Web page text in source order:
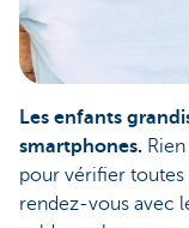
Les enfants
smartphones.
pour vérifier
rendez-vous avec